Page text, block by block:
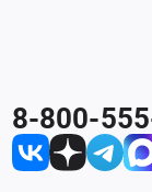
8-800-